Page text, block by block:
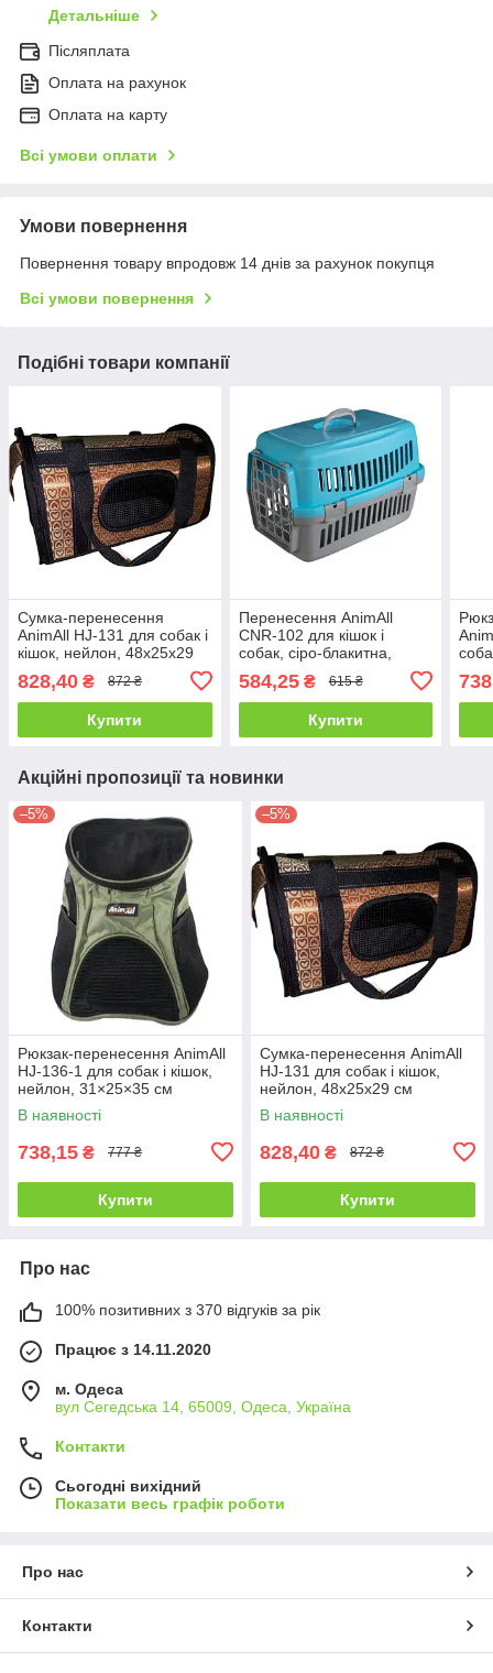
Детальніше
Післяплата
Оплата на рахунок
Оплата на карту
Всі умови оплати
Умови повернення
Повернення товару впродовж 14 днів за рахунок покупця
Всі умови повернення
Подібні товари компанії
Сумка-перенесення
AnimAll HJ-131 для собак і
кішок, нейлон, 48х25х29
828,40 ₴ 872 ₴
Купити
Перенесення AnimAll
CNR-102 для кішок і
собак, сіро-блакитна,
584,25₴ 615 ₴
Купити
Акційні пропозиції та новинки
–5%
Рюкзак-перенесення AnimAll
HJ-136-1 для собак і кішок,
нейлон, 31×25×35 см
Кольори в асортименті
В наявності
738,15 ₴ 777 ₴
Купити
–5%
Сумка-перенесення AnimAll
HJ-131 для собак і кішок,
нейлон, 48х25х29 см
В наявності
828,40 ₴ 872 ₴
Купити
Про нас
100% позитивних з 370 відгуків за рік
Працює з 14.11.2020
м. Одеса
вул Сегедська 14, 65009, Одеса, Україна
Контакти
Сьогодні вихідний
Показати весь графік роботи
Про нас
Контакти